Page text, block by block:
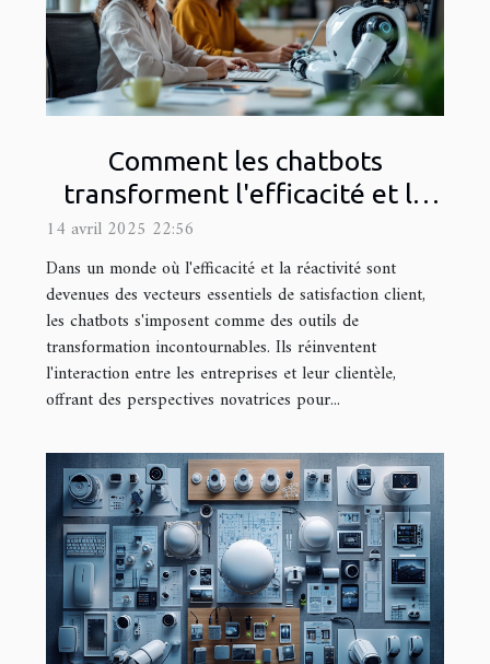
Comment les chatbots
transforment l'efficacité et la
satisfaction dans le service
client
14 avril 2025 22:56
Dans un monde où l'efficacité et la réactivité sont
devenues des vecteurs essentiels de satisfaction client,
les chatbots s'imposent comme des outils de
transformation incontournables. Ils réinventent
l'interaction entre les entreprises et leur clientèle,
offrant des perspectives novatrices pour...